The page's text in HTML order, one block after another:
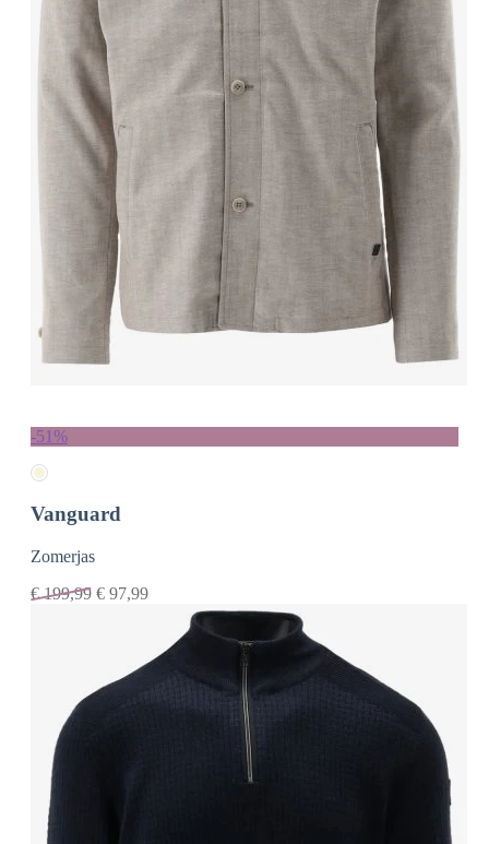
-51%
Vanguard
Zomerjas
€199,99 € 97,99